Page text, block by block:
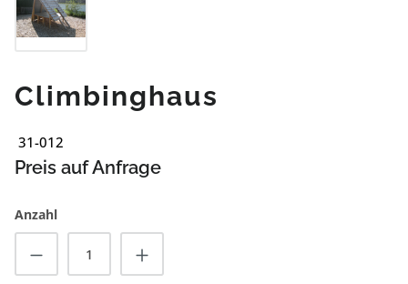
Climbinghaus
31-012
Preis auf Anfrage
Anzahl
Produkt Anzahl: Gib den gewünschten